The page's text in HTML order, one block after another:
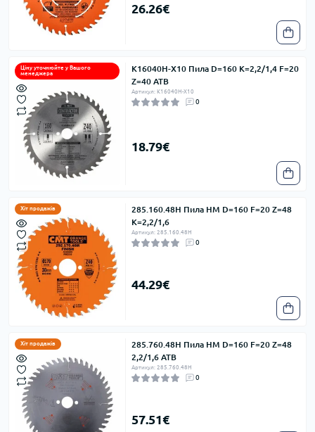
26.26€
Ціну уточнюйте у Вашого
менеджера
K16040H-X10 Пила D=160 K=2,2/1,4 F=20
Z=40 ATB
Артикул: K16040H-X10
0
18.79€
Хіт продажів
285.160.48H Пила HM D=160 F=20 Z=48
K=2,2/1,6
Артикул: 285.160.48H
0
44.29€
Хіт продажів
285.760.48H Пила HM D=160 F=20 Z=48
2,2/1,6 ATB
Артикул: 285.760.48H
0
57.51€